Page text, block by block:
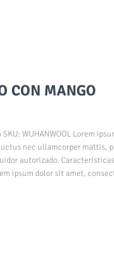
CON MANGO
SKU: WUHANWOOL Lorem
nec ullamcorper mattis,
autorizado. Características
ipsum dolor sit amet,